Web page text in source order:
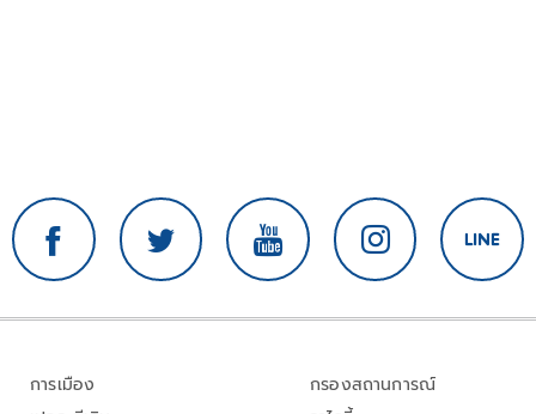
การเมือง
กรองสถานการณ์